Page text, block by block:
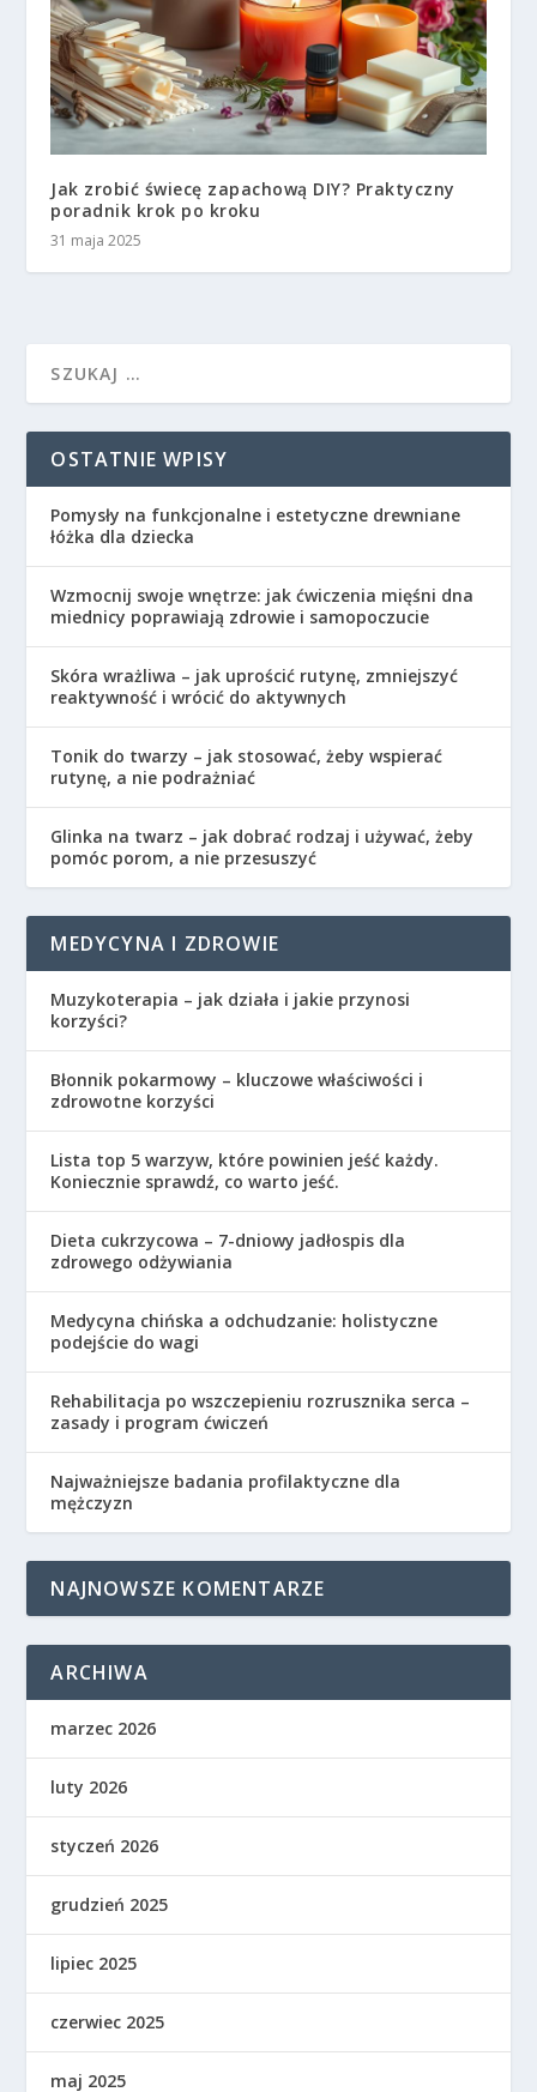
Jak zrobić świecę zapachową DIY? Praktyczny
poradnik krok po kroku
31 maja 2025
OSTATNIE WPISY
Pomysły na funkcjonalne i estetyczne drewniane
łóżka dla dziecka
Wzmocnij swoje wnętrze: jak ćwiczenia mięśni dna
miednicy poprawiają zdrowie i samopoczucie
Skóra wrażliwa – jak uprościć rutynę, zmniejszyć
reaktywność i wrócić do aktywnych
Tonik do twarzy – jak stosować, żeby wspierać
rutynę, a nie podrażniać
Glinka na twarz – jak dobrać rodzaj i używać, żeby
pomóc porom, a nie przesuszyć
MEDYCYNA I ZDROWIE
Muzykoterapia – jak działa i jakie przynosi
korzyści?
Błonnik pokarmowy – kluczowe właściwości i
zdrowotne korzyści
Lista top 5 warzyw, które powinien jeść każdy.
Koniecznie sprawdź, co warto jeść.
Dieta cukrzycowa – 7-dniowy jadłospis dla
zdrowego odżywiania
Medycyna chińska a odchudzanie: holistyczne
podejście do wagi
Rehabilitacja po wszczepieniu rozrusznika serca –
zasady i program ćwiczeń
Najważniejsze badania profilaktyczne dla
mężczyzn
NAJNOWSZE KOMENTARZE
ARCHIWA
marzec 2026
luty 2026
styczeń 2026
grudzień 2025
lipiec 2025
czerwiec 2025
maj 2025